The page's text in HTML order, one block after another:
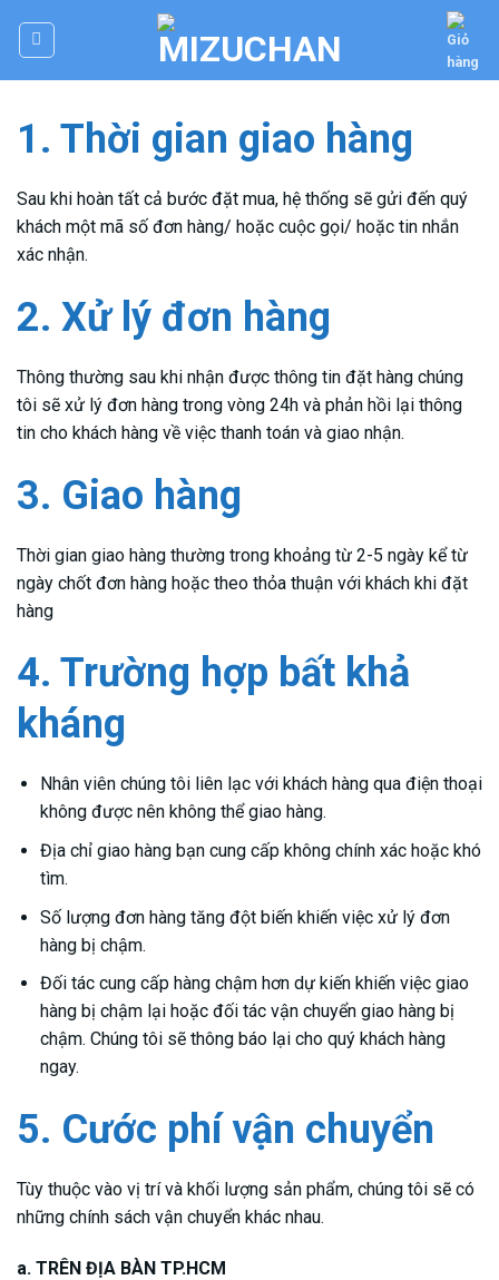
1. Thời gian giao hàng
Sau khi hoàn tất cả bước đặt mua, hệ thống sẽ gửi đến quý
khách một mã số đơn hàng/ hoặc cuộc gọi/ hoặc tin nhắn
xác nhận.
2. Xử lý đơn hàng
Thông thường sau khi nhận được thông tin đặt hàng chúng
tôi sẽ xử lý đơn hàng trong vòng 24h và phản hồi lại thông
tin cho khách hàng về việc thanh toán và giao nhận.
3. Giao hàng
Thời gian giao hàng thường trong khoảng từ 2-5 ngày kể từ
ngày chốt đơn hàng hoặc theo thỏa thuận với khách khi đặt
hàng
4. Trường hợp bất khả
kháng
Nhân viên chúng tôi liên lạc với khách hàng qua điện thoại
không được nên không thể giao hàng.
Địa chỉ giao hàng bạn cung cấp không chính xác hoặc khó
tìm.
Số lượng đơn hàng tăng đột biến khiến việc xử lý đơn
hàng bị chậm.
Đối tác cung cấp hàng chậm hơn dự kiến khiến việc giao
hàng bị chậm lại hoặc đối tác vận chuyển giao hàng bị
chậm. Chúng tôi sẽ thông báo lại cho quý khách hàng
ngay.
5. Cước phí vận chuyển
Tùy thuộc vào vị trí và khối lượng sản phẩm, chúng tôi sẽ có
những chính sách vận chuyển khác nhau.
a. TRÊN ĐỊA BÀN TP.HCM